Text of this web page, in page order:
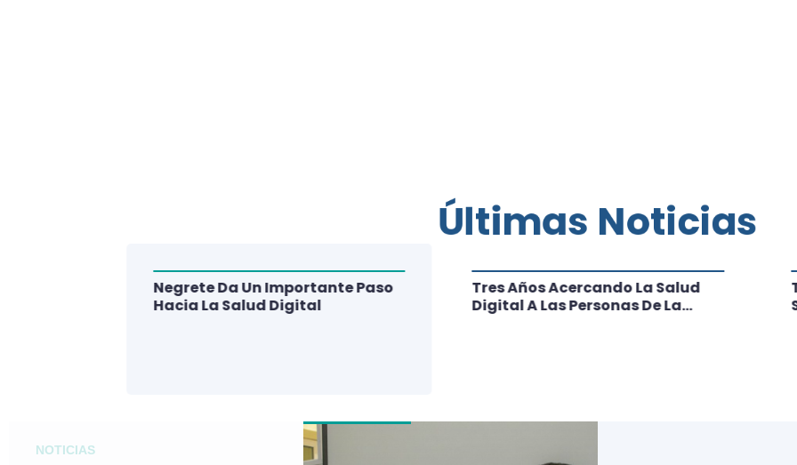
NOTICIAS
Negrete Da Un Importante Paso
Hacia La Salud Digital
Tres Años Acercando La Salud
Digital A Las Personas De La
Últimas Noticias